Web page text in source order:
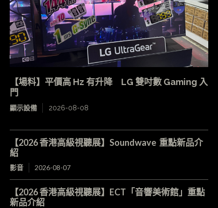
【場料】平價高 Hz 有升降 LG 雙吋數 Gaming 入
門
顯示設備 2026-08-08
【2026 香港高級視聽展】Soundwave 重點新品介
紹
影音 2026-08-07
【2026 香港高級視聽展】ECT「音響美術館」重點
新品介紹